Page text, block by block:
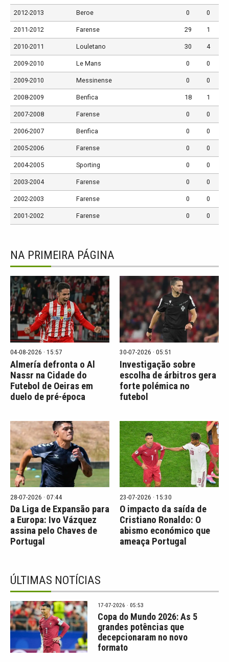
2012-2013 Beroe 0 0
2011-2012 Farense 29 1
2010-2011 Louletano 30 4
2009-2010 Le Mans 0 0
2009-2010 Messinense 0 0
2008-2009 Benfica 18 1
2007-2008 Farense 0 0
2006-2007 Benfica 0 0
2005-2006 Farense 0 0
2004-2005 Sporting 0 0
2003-2004 Farense 0 0
2002-2003 Farense 0 0
2001-2002 Farense 0 0
NA PRIMEIRA PÁGINA
04-08-2026 · 15:57
Almería defronta o Al
Nassr na Cidade do
Futebol de Oeiras em
duelo de pré-época
30-07-2026 · 05:51
Investigação sobre
escolha de árbitros gera
forte polémica no
futebol
28-07-2026 · 07:44
Da Liga de Expansão para
a Europa: Ivo Vázquez
assina pelo Chaves de
Portugal
23-07-2026 · 15:30
O impacto da saída de
Cristiano Ronaldo: O
abismo económico que
ameaça Portugal
ÚLTIMAS NOTÍCIAS
17-07-2026 · 05:53
Copa do Mundo 2026: As 5
grandes potências que
decepcionaram no novo
formato